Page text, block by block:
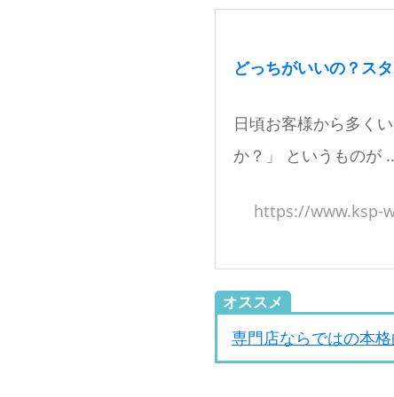
どっちがいいの？ス
日頃お客様から多く
か？」 というものが
https://www.ksp-
オススメ
専門店ならではの本